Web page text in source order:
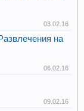
03.02.16
на
06.02.16
09.02.16